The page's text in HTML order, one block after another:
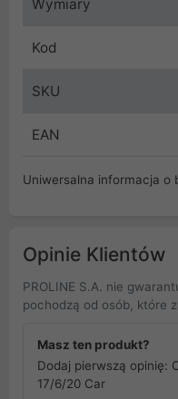
Wymiary
Kod
SKU
EAN
Uniwersalna informacja o
Opinie Klientów
PROLINE S.A. nie
pochodzą od osób, które
Masz ten produkt?
Dodaj pierwszą opinię:
17/6/20 Car